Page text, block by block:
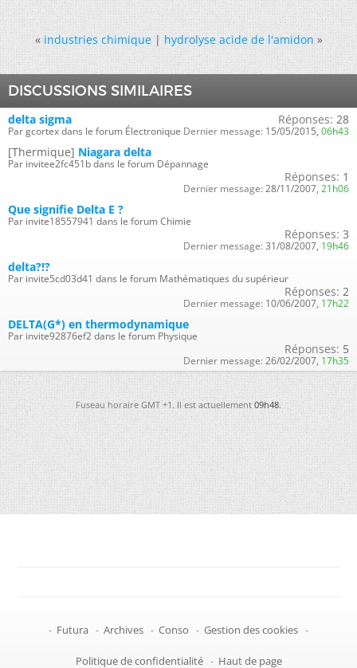
« industries chimique|hydrolyse acide de l'amidon »
DISCUSSIONS SIMILAIRES
delta sigma
Par gcortex dans le forum Électronique
Réponses: 28
Dernier message: 15/05/2015, 06h43
[Thermique] Niagara delta
Par invitee2fc451b dans le forum Dépannage
Réponses: 1
Dernier message: 28/11/2007, 21h06
Que signifie Delta E ?
Par invite18557941 dans le forum Chimie
Réponses: 3
Dernier message: 31/08/2007, 19h46
delta?!?
Par invite5cd03d41 dans le forum Mathématiques du supérieur
Réponses: 2
Dernier message: 10/06/2007, 17h22
DELTA(G*) en thermodynamique
Par invite92876ef2 dans le forum Physique
Réponses: 5
Dernier message: 26/02/2007, 17h35
Fuseau horaire GMT +1. Il est actuellement09h48.
- Futura - Archives - Conso - Gestion des cookies -
Politique de confidentialité - Haut de page